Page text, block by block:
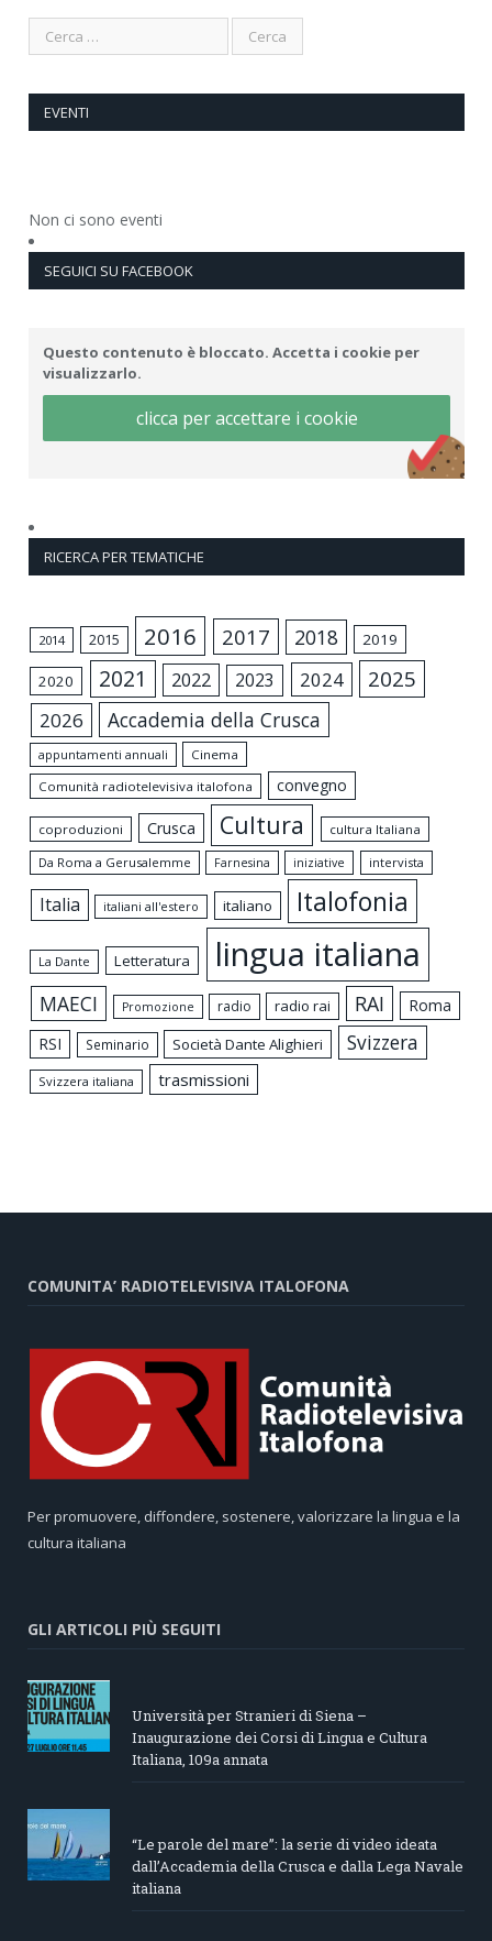
EVENTI
Non ci sono eventi
SEGUICI SU FACEBOOK
Questo contenuto è bloccato. Accetta i cookie per
visualizzarlo.
clicca per accettare i cookie
RICERCA PER TEMATICHE
2014 2015 2016 2017 2018 2019
2020 2021 2022 2023 2024 2025
2026 Accademia della Crusca
appuntamenti annuali
Cinema
Comunità radiotelevisiva italofona
convegno
coproduzioni Crusca Cultura
cultura Italiana
Da Roma a Gerusalemme
Farnesina iniziative intervista
Italia italiani all'estero italiano Italofonia
La Dante Letteratura lingua italiana
MAECI Promozione radio radio rai RAI
Roma
RSI
Seminario Società Dante Alighieri Svizzera
Svizzera italiana trasmissioni
COMUNITA’ RADIOTELEVISIVA ITALOFONA
Per promuovere, diffondere, sostenere, valorizzare la lingua e la
cultura italiana
GLI ARTICOLI PIÙ SEGUITI
Università per Stranieri di Siena –
Inaugurazione dei Corsi di Lingua e Cultura
Italiana, 109a annata
“Le parole del mare”: la serie di video ideata
dall’Accademia della Crusca e dalla Lega Navale
italiana